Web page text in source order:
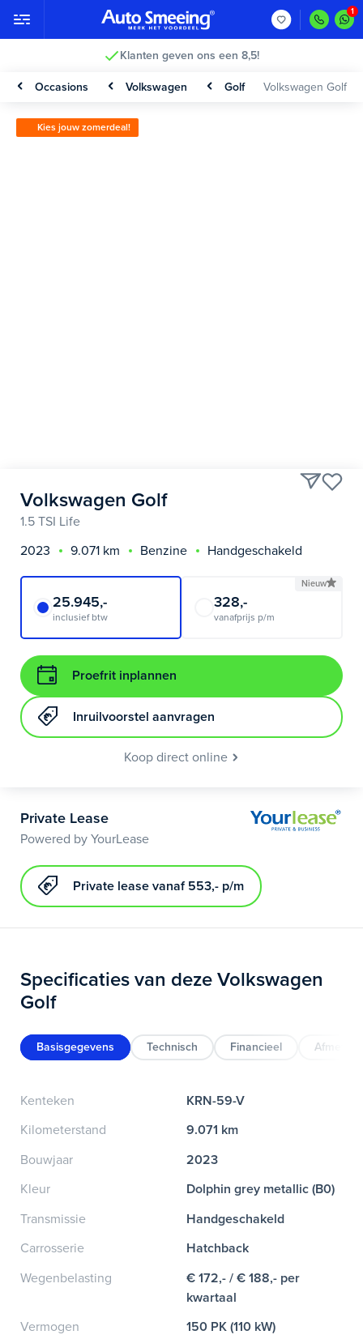
Klanten geven ons een 8,5!
Occasions Volkswagen Golf Volkswagen Golf
Kies jouw zomerdeal!
Volkswagen Golf
1.5 TSI Life
2023
9.071 km Benzine Handgeschakeld
25.945,-
inclusief btw
Nieuw
328,-
vanafprijs p/m
Proefrit inplannen
Inruilvoorstel aanvragen
Koop direct online
Private Lease
Powered by YourLease
Private lease vanaf 553,- p/m
Specificaties van deze Volkswagen
Golf
Basisgegevens Technisch Financieel
Kenteken
KRN-59-V
Kilometerstand
9.071 km
Bouwjaar
2023
Kleur
Dolphin grey metallic (B0)
Transmissie
Handgeschakeld
Carrosserie
Hatchback
Wegenbelasting
€ 172,- / € 188,- per
kwartaal
Vermogen
150 PK (110 kW)